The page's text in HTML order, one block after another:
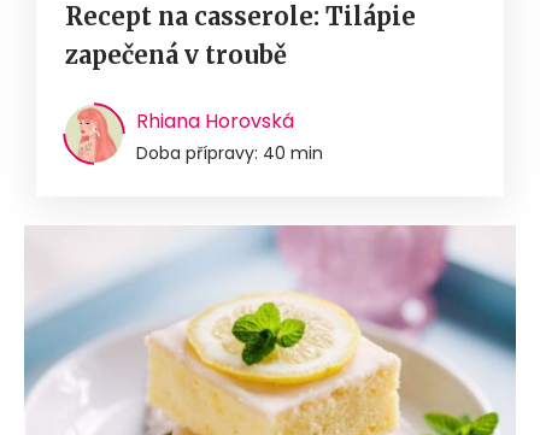
Recept na casserole: Tilápie
zapečená v troubě
Rhiana Horovská
Doba přípravy: 40 min